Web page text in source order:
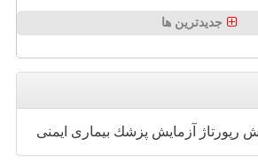
جدیدترین ها
رپورتاژ آزمایش پزشك بیماری ایمنی